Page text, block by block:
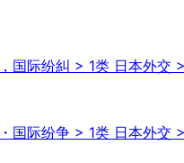
国际纷糾 > 1类 日本外交
国际纷争 > 1类 日本外交